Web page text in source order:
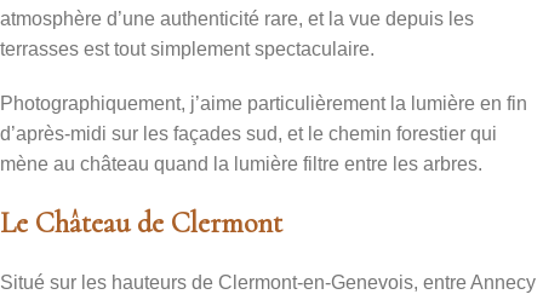
atmosphère d’une authenticité rare, et la vue depuis les
terrasses est tout simplement spectaculaire.
Photographiquement, j’aime particulièrement la lumière en fin
d’après-midi sur les façades sud, et le chemin forestier qui
mène au château quand la lumière filtre entre les arbres.
Le Château de Clermont
Situé sur les hauteurs de Clermont-en-Genevois, entre Annecy